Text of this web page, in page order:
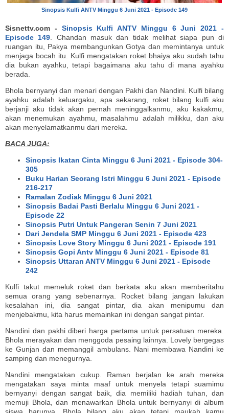
Sinopsis Kulfi ANTV Minggu 6 Juni 2021 - Episode 149
Sisnettv.com - Sinopsis Kulfi ANTV Minggu 6 Juni 2021 -
Episode 149 . Chandan masuk dan tidak melihat siapa pun di
ruangan itu, Pakya membangunkan Gotya dan memintanya untuk
menjaga bocah itu. Kulfi mengatakan roket bhaiya aku sudah tahu
dia bukan ayahku, tetapi bagaimana aku tahu di mana ayahku
berada.
Bhola bernyanyi dan menari dengan Pakhi dan Nandini. Kulfi bilang
ayahku adalah keluargaku, apa sekarang, roket bilang kulfi aku
berjanji aku tidak akan pernah meninggalkanmu, aku kakakmu,
akan menemukan ayahmu, masalahmu adalah milikku, dan aku
akan menyelamatkanmu dari mereka.
BACA JUGA:
Sinopsis Ikatan Cinta Minggu 6 Juni 2021 - Episode 304-
305
Buku Harian Seorang Istri Minggu 6 Juni 2021 - Episode
216-217
Ramalan Zodiak Minggu 6 Juni 2021
Sinopsis Badai Pasti Berlalu Minggu 6 Juni 2021 -
Episode 22
Sinopsis Putri Untuk Pangeran Senin 7 Juni 2021
Dari Jendela SMP Minggu 6 Juni 2021 - Episode 423
Sinopsis Love Story Minggu 6 Juni 2021 - Episode 191
Sinopsis Gopi Antv Minggu 6 Juni 2021 - Episode 81
Sinopsis Uttaran ANTV Minggu 6 Juni 2021 - Episode
242
Kulfi takut memeluk roket dan berkata aku akan memberitahu
semua orang yang sebenarnya. Rocket bilang jangan lakukan
kesalahan ini, dia sangat pintar, dia akan menipumu dan
menjebakmu, kita harus memainkan ini dengan sangat pintar.
Nandini dan pakhi diberi harga pertama untuk persatuan mereka.
Bhola merayakan dan menggoda pesaing lainnya. Lovely bergegas
ke Gunjan dan memanggil ambulans. Nani membawa Nandini ke
samping dan menegurnya.
Nandini mengatakan cukup. Raman berjalan ke arah mereka
mengatakan saya minta maaf untuk menyela tetapi suamimu
bernyanyi dengan sangat baik, dia memiliki hadiah tuhan, dan
memuji Bhola, dan menawarkan Bhola untuk bernyanyi di album